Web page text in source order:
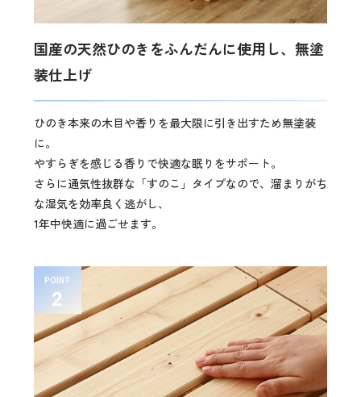
国産の天然ひのきをふんだんに使用し、無塗
装仕上げ
ひのき本来の木目や香りを最大限に引き出すため無塗装
に。
やすらぎを感じる香りで快適な眠りをサポート。
さらに通気性抜群な「すのこ」タイプなので、溜まりがち
な湿気を効率良く逃がし、
1年中快適に過ごせます。
POINT